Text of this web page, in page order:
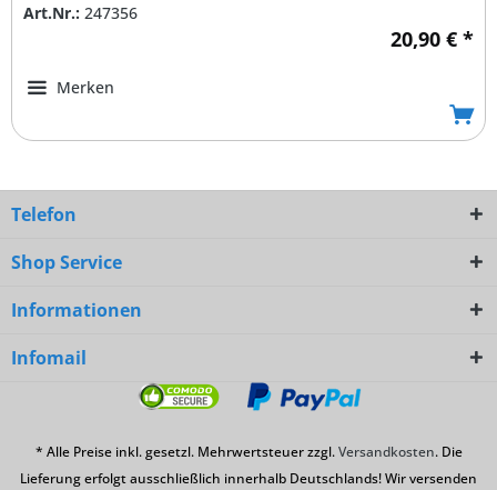
Art.Nr.: 247356
20,90 € *
Merken
Telefon
Shop Service
Informationen
Infomail
* Alle Preise inkl. gesetzl. Mehrwertsteuer zzgl.Versandkosten. Die
Lieferung erfolgt ausschließlich innerhalb Deutschlands! Wir versenden